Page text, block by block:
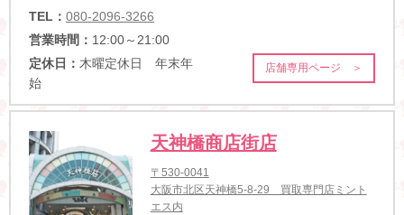
TEL： 080-2096-3266
営業時間： 12:00～21:00
定休日： 木曜定休日 年末年
始
店舗専用ページ ＞
天神橋商店街店
〒530-0041
大阪市北区天神橋5-8-29 買取専門店ミント
エス内